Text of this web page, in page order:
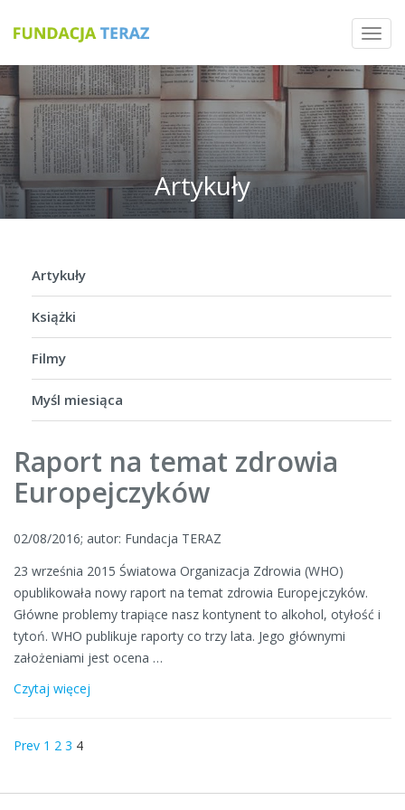
Artykuły
Artykuły
Książki
Filmy
Myśl miesiąca
Raport na temat zdrowia
Europejczyków
02/08/2016; autor: Fundacja TERAZ
23 września 2015 Światowa Organizacja Zdrowia (WHO)
opublikowała nowy raport na temat zdrowia Europejczyków.
Główne problemy trapiące nasz kontynent to alkohol, otyłość i
tytoń. WHO publikuje raporty co trzy lata. Jego głównymi
założeniami jest ocena …
Czytaj więcej
Prev 1 2 3 4